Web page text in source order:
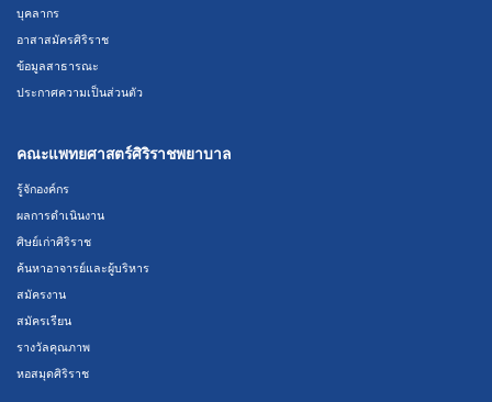
บุคลากร
อาสาสมัครศิริราช
ข้อมูลสาธารณะ
ประกาศความเป็นส่วนตัว
คณะแพทยศาสตร์ศิริราชพยาบาล
รู้จักองค์กร
ผลการดำเนินงาน
ศิษย์เก่าศิริราช
ค้นหาอาจารย์และผู้บริหาร
สมัครงาน
สมัครเรียน
รางวัลคุณภาพ
หอสมุดศิริราช